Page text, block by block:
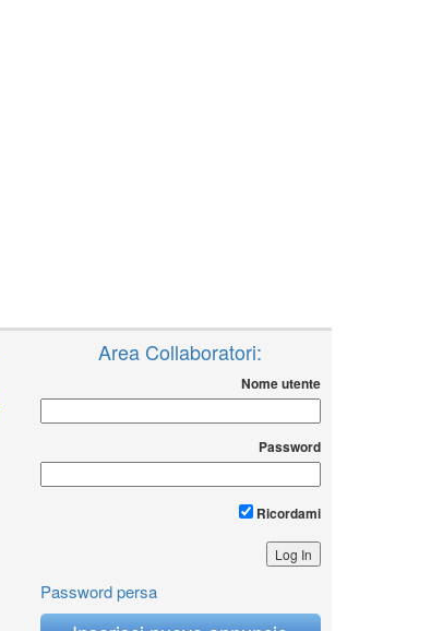
Area Collaboratori:
Nome utente
Password
Ricordami
Password persa